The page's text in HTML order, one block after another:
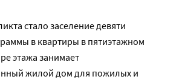
стало заселение девяти
в квартиры в пятиэтажном
этажа занимает
жилой дом для пожилых и